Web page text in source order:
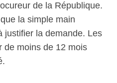
de la République.
la simple main
justifier la demande. Les
de moins de 12 mois